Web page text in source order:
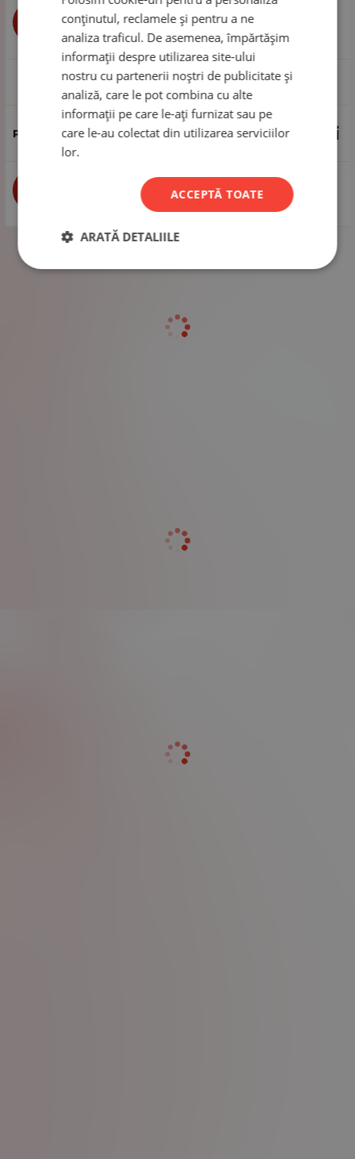
buc CUMPĂRĂ
1 pachet - 100 bucăți
31.20 Lei
CUMPĂRĂ
conținutul, reclamele și pentru a ne
analiza traficul. De asemenea, împărtășim
informații despre utilizarea site-ului
nostru cu partenerii noștri de publicitate și
analiză, care le pot combina cu alte
informații pe care le-ați furnizat sau pe
care le-au colectat din utilizarea serviciilor
lor.
ACCEPTĂ TOATE
ARATĂ DETALIILE